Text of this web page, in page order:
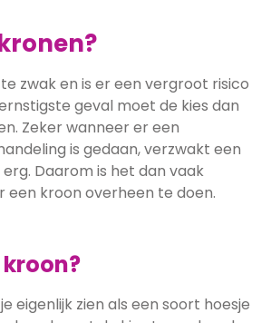
zwak en is er een vergroot risico
geval moet de kies dan
Zeker wanneer er een
is gedaan, verzwakt een
Daarom is het dan vaak
een kroon overheen te doen.
eigenlijk zien als een soort hoesje